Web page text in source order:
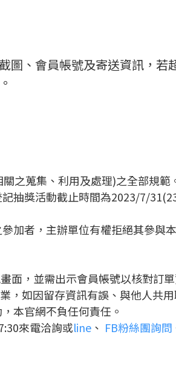
圖、會員帳號及寄送資訊，若
之蒐集、利用及處理)之全部規範
抽獎活動截止時間為2023/7/
加者，主辦單位有權拒絕其參與
面，並需出示會員帳號以核對訂單
，如因留存資訊有誤、與他人共
本官網不負任何責任。
來電洽詢或line 、 FB粉絲團詢問